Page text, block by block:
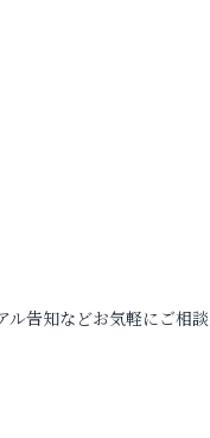
ル告知などお気軽にご相